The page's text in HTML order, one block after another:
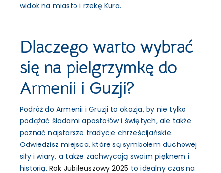
widok na miasto i rzekę Kura.
Dlaczego warto wybrać
się na pielgrzymkę do
Armenii i Guzji?
Podróż do Armenii i Gruzji to okazja, by nie tylko
podążać śladami apostołów i świętych, ale także
poznać najstarsze tradycje chrześcijańskie.
Odwiedzisz miejsca, które są symbolem duchowej
siły i wiary, a także zachwycają swoim pięknem i
historią.Rok Jubileuszowy 2025 to idealny czas na